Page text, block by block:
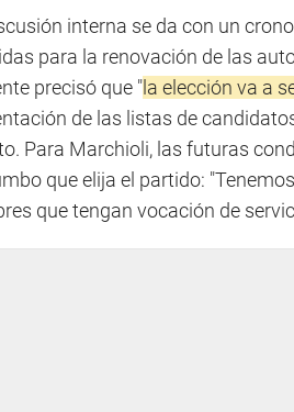
interna se da con un
para la renovación de las
precisó que "la elección va a
de las listas de
Para Marchioli, las futuras
que elija el partido:
que tengan vocación de